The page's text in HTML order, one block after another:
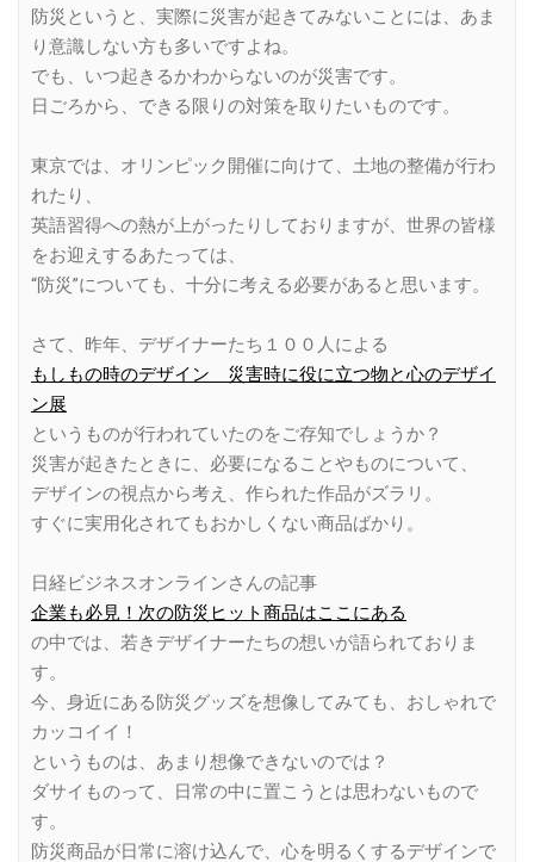
防災というと、実際に災害が起きてみないことには、あま
り意識しない方も多いですよね。
でも、いつ起きるかわからないのが災害です。
日ごろから、できる限りの対策を取りたいものです。
東京では、オリンピック開催に向けて、土地の整備が行わ
れたり、
英語習得への熱が上がったりしておりますが、世界の皆様
をお迎えするあたっては、
“防災”についても、十分に考える必要があると思います。
さて、昨年、デザイナーたち１００人による
もしもの時のデザイン 災害時に役に立つ物と心のデザイ
ン展
というものが行われていたのをご存知でしょうか？
災害が起きたときに、必要になることやものについて、
デザインの視点から考え、作られた作品がズラリ。
すぐに実用化されてもおかしくない商品ばかり。
日経ビジネスオンラインさんの記事
企業も必見！次の防災ヒット商品はここにある
の中では、若きデザイナーたちの想いが語られておりま
す。
今、身近にある防災グッズを想像してみても、おしゃれで
カッコイイ！
というものは、あまり想像できないのでは？
ダサイものって、日常の中に置こうとは思わないもので
す。
防災商品が日常に溶け込んで、心を明るくするデザインで